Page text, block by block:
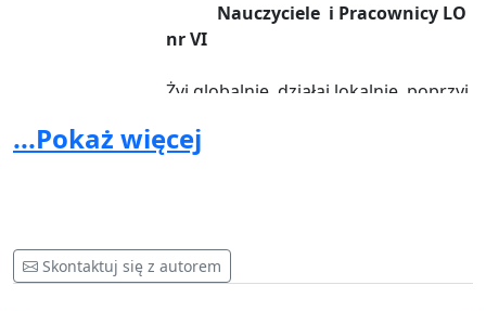
Nauczyciele i Pracownicy LO
nr VI
Żyj globalnie, działaj lokalnie, poprzyj
...Pokaż więcej
Skontaktuj się z autorem